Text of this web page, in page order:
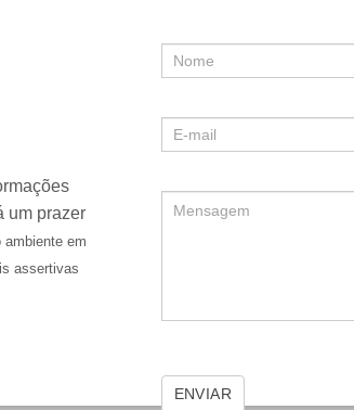
um prazer
em
assertivas
ENVIAR